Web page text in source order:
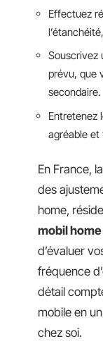
Effectuez
Souscrivez
prévu, que
secondaire.
Entretenez
agréable et
En France,
des
home,
mobil
d’évaluer
fréquence
détail
mobile en
chez soi.